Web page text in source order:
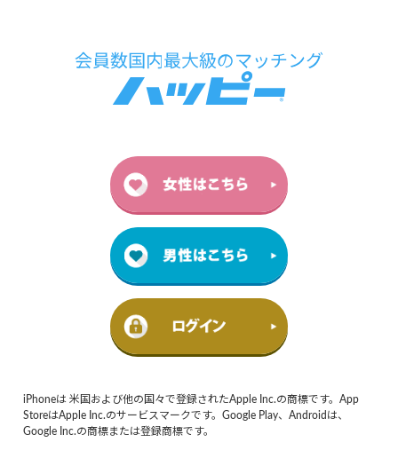
iPhoneは 米国および他の国々で登録されたApple Inc.の商標です。App
StoreはApple Inc.のサービスマークです。Google Play、Androidは、
Google Inc.の商標または登録商標です。